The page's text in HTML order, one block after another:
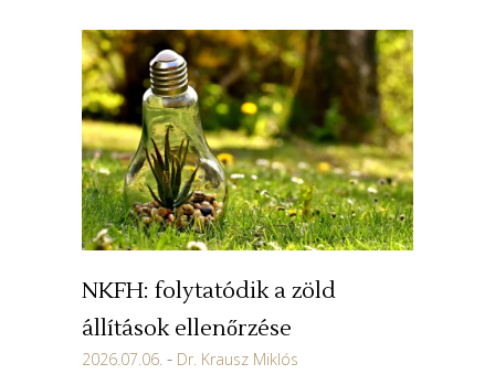
NKFH: folytatódik a zöld
állítások ellenőrzése
2026.07.06. Dr. Krausz Miklós